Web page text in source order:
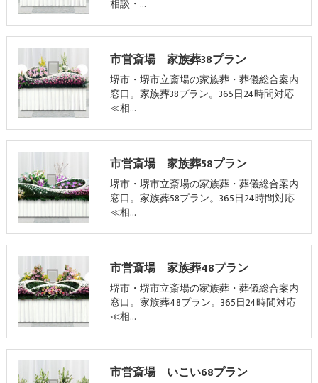
相談・…
市営斎場 家族葬38プラン
堺市・堺市立斎場の家族葬・葬儀総合案内
窓口。家族葬38プラン。365日24時間対応
≪相…
市営斎場 家族葬58プラン
堺市・堺市立斎場の家族葬・葬儀総合案内
窓口。家族葬58プラン。365日24時間対応
≪相…
市営斎場 家族葬48プラン
堺市・堺市立斎場の家族葬・葬儀総合案内
窓口。家族葬48プラン。365日24時間対応
≪相…
市営斎場 いこい68プラン